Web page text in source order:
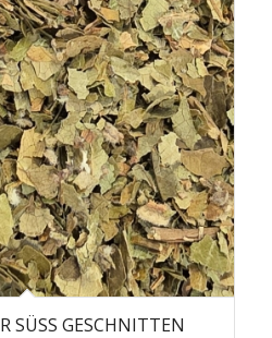
SÜSS GESCHNITTEN